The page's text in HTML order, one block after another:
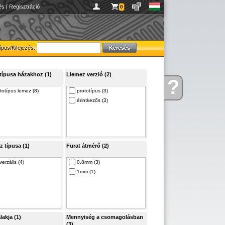
Kérdése?
| Regisztráció 0
Kifejezés:
házakhoz (1)
lemez (8)
Llemez verzió (2)
prototípus (3)
érintkezős (3)
típusa (1)
(4)
Furat átmérő (2)
0.8mm (3)
1mm (1)
(1)
Mennyiség a csomagolásban